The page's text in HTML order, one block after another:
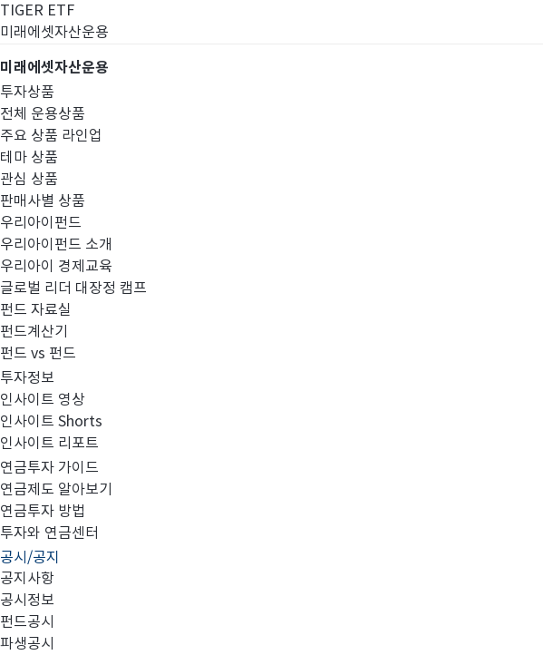
TIGER ETF
미래에셋자산운용
미래에셋자산운용
투자상품
전체 운용상품
주요 상품 라인업
테마 상품
관심 상품
판매사별 상품
우리아이펀드
우리아이펀드 소개
우리아이 경제교육
글로벌 리더 대장정 캠프
펀드 자료실
펀드계산기
펀드 vs 펀드
투자정보
인사이트 영상
인사이트 Shorts
인사이트 리포트
연금투자 가이드
연금제도 알아보기
연금투자 방법
투자와 연금센터
공시/공지
공지사항
공시정보
펀드공시
파생공시
고난도금융투자상품
고난도금융투자상품_공시_20241022